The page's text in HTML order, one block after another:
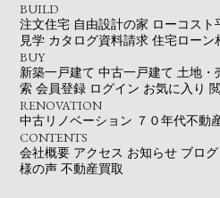
BUILD
注文住宅 自由設計の家 ローコスト
見学 カタログ資料請求 住宅ローン
BUY
新築一戸建て 中古一戸建て 土地・
索 会員登録 ログイン お気に入り
RENOVATION
中古リノベーション ７０年代不動
CONTENTS
会社概要 アクセス お知らせ ブログ
様の声 不動産買取